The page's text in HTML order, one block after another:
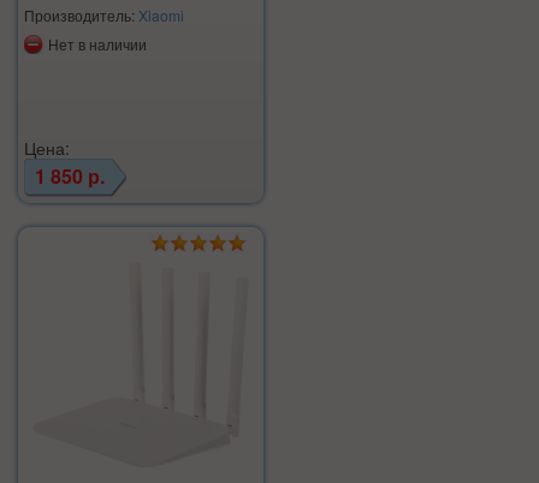
Производитель: Xiaomi
Нет в наличии
Цена:
1 850 р.